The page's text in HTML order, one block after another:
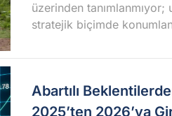
üzerinden
stratejik biçimde
Abartılı
2025’ten 2026’ya